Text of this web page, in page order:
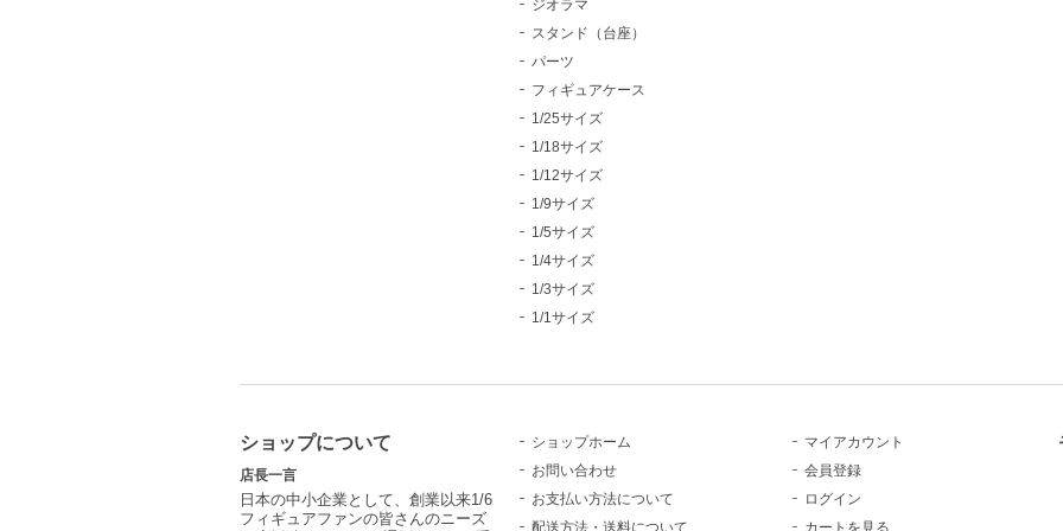
ジオラマ
スタンド（台座）
パーツ
フィギュアケース
1/25サイズ
1/18サイズ
1/12サイズ
1/9サイズ
1/5サイズ
1/4サイズ
1/3サイズ
1/1サイズ
ショップについて
店長一言
日本の中小企業として、創業以来1/6
フィギュアファンの皆さんのニーズ
ショップホーム
お問い合わせ
お支払い方法について
配送方法・送料について
マイアカウント
会員登録
ログイン
カートを見る